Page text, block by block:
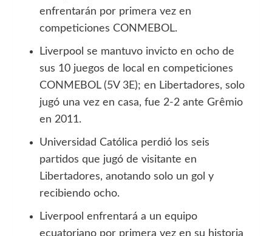
enfrentarán por primera vez en
competiciones CONMEBOL.
Liverpool se mantuvo invicto en ocho de
sus 10 juegos de local en competiciones
CONMEBOL (5V 3E); en Libertadores, solo
jugó una vez en casa, fue 2-2 ante Grêmio
en 2011.
Universidad Católica perdió los seis
partidos que jugó de visitante en
Libertadores, anotando solo un gol y
recibiendo ocho.
Liverpool enfrentará a un equipo
ecuatoriano por primera vez en su historia